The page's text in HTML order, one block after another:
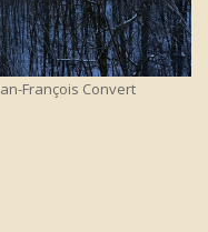
François Convert